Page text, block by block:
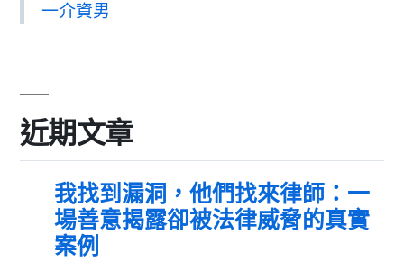
一介資男
近期文章
我找到漏洞，他們找來律師：一
場善意揭露卻被法律威脅的真實
案例